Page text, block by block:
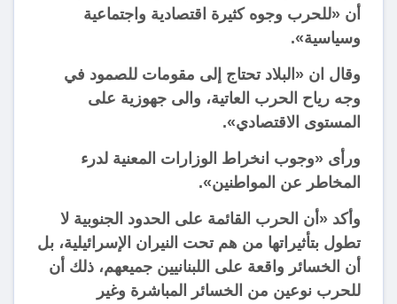
أن «للحرب وجوه كثيرة اقتصادية واجتماعية
وسياسية».
وقال ان «البلاد تحتاج إلى مقومات للصمود في
وجه رياح الحرب العاتية، والى جهوزية على
المستوى الاقتصادي».
ورأى «وجوب انخراط الوزارات المعنية لدرء
المخاطر عن المواطنين».
وأكد «أن الحرب القائمة على الحدود الجنوبية لا
تطول بتأثيراتها من هم تحت النيران الإسرائيلية، بل
أن الخسائر واقعة على اللبنانيين جميعهم، ذلك أن
للحرب نوعين من الخسائر المباشرة وغير